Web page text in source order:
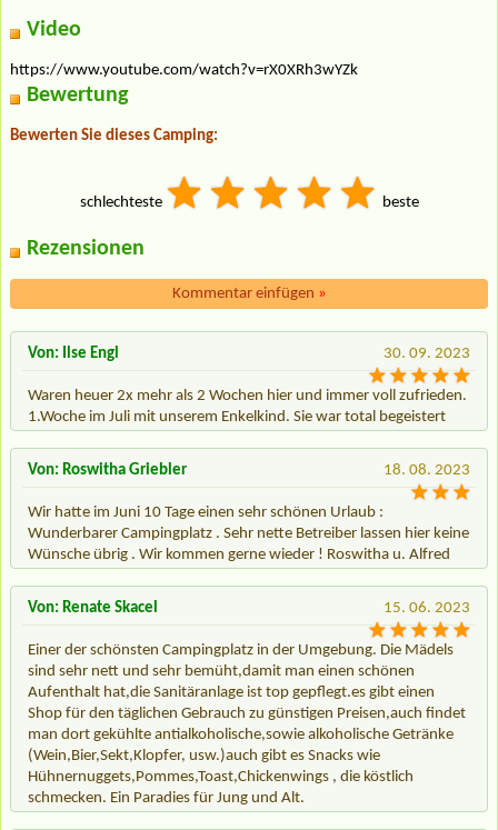
Video
https://www.youtube.com/watch?v=rX0XRh3wYZk
Bewertung
Bewerten Sie dieses Camping:
schlechteste beste
Rezensionen
Kommentar einfügen »
30. 09. 2023
Von: Ilse Engl
Waren heuer 2x mehr als 2 Wochen hier und immer voll zufrieden.
1.Woche im Juli mit unserem Enkelkind. Sie war total begeistert
18. 08. 2023
Von: Roswitha Griebler
Wir hatte im Juni 10 Tage einen sehr schönen Urlaub :
Wunderbarer Campingplatz . Sehr nette Betreiber lassen hier keine
Wünsche übrig . Wir kommen gerne wieder ! Roswitha u. Alfred
15. 06. 2023
Von: Renate Skacel
Einer der schönsten Campingplatz in der Umgebung. Die Mädels
sind sehr nett und sehr bemüht,damit man einen schönen
Aufenthalt hat,die Sanitäranlage ist top gepflegt.es gibt einen
Shop für den täglichen Gebrauch zu günstigen Preisen,auch findet
man dort gekühlte antialkoholische,sowie alkoholische Getränke
(Wein,Bier,Sekt,Klopfer, usw.)auch gibt es Snacks wie
Hühnernuggets,Pommes,Toast,Chickenwings , die köstlich
schmecken. Ein Paradies für Jung und Alt.